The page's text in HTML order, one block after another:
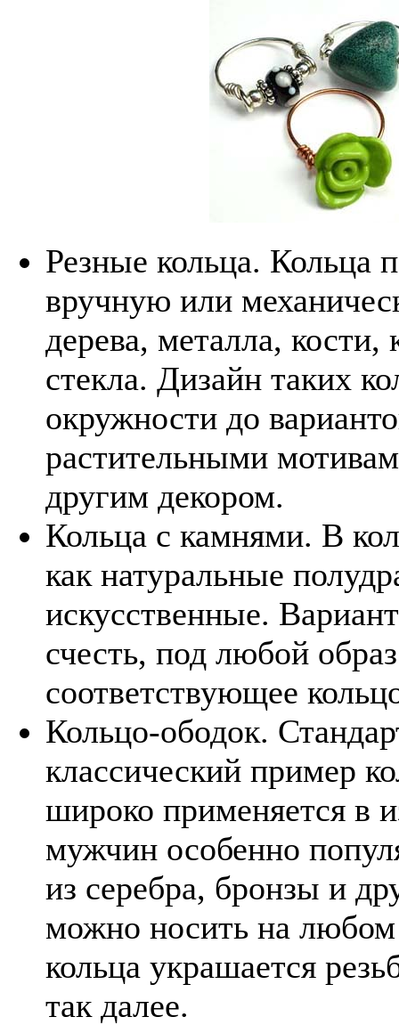
Резные кольца. Кольца
вручную или
дерева, металла, кости,
стекла. Дизайн таких
окружности до
растительными
другим декором.
Кольца с камнями. В
как натуральные
искусственные.
счесть, под любой
соответствующее
Кольцо-ободок.
классический пример
широко применяется в
мужчин особенно
из серебра, бронзы и
можно носить на любом
кольца украшается
так далее.